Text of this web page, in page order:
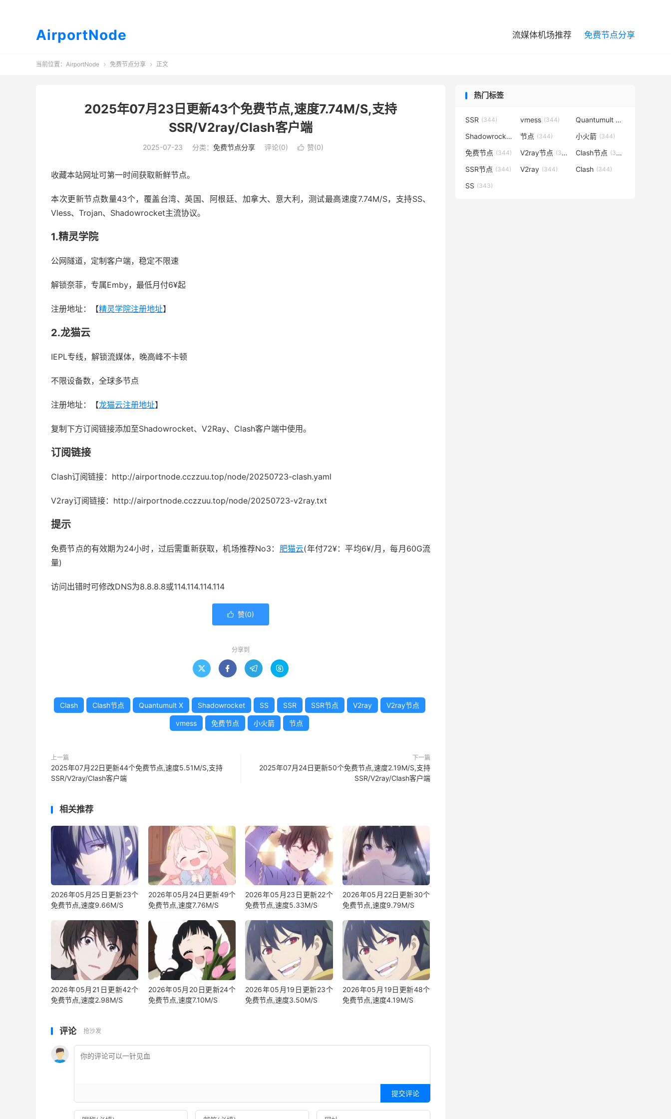
AirportNode 流媒体机场推荐 免费节点分享
当前位置： AirportNode  免费节点分享  正文
2025年07月23日更新43个免费节点,速度7.74M/S,支持
SSR/V2ray/Clash客户端
2025-07-23 分类： 免费节点分享 评论(0)  赞(0)
收藏本站网址可第一时间获取新鲜节点。
本次更新节点数量43个，覆盖台湾、英国、阿根廷、加拿大、意大利，测试最高速度7.74M/S，支持SS、
Vless、Trojan、Shadowrocket主流协议。
1.精灵学院
公网隧道，定制客户端，稳定不限速
解锁奈菲，专属Emby，最低月付6¥起
注册地址：【精灵学院注册地址】
2.龙猫云
IEPL专线，解锁流媒体，晚高峰不卡顿
不限设备数，全球多节点
注册地址：【龙猫云注册地址】
复制下方订阅链接添加至Shadowrocket、V2Ray、Clash客户端中使用。
订阅链接
Clash订阅链接：http://airportnode.cczzuu.top/node/20250723-clash.yaml
V2ray订阅链接：http://airportnode.cczzuu.top/node/20250723-v2ray.txt
提示
免费节点的有效期为24小时，过后需重新获取，机场推荐No3： 肥猫云(年付72¥：平均6¥/月，每月60G流
量)
访问出错时可修改DNS为8.8.8.8或114.114.114.114
 赞(0)
分享到
   
Clash Clash节点 Quantumult X Shadowrocket SS SSR SSR节点 V2ray V2ray节点
vmess 免费节点 小火箭 节点
上一篇
2025年07月22日更新44个免费节点,速度5.51M/S,支持
SSR/V2ray/Clash客户端
下一篇
2025年07月24日更新50个免费节点,速度2.19M/S,支持
SSR/V2ray/Clash客户端
相关推荐
2026年05月25日更新23个
免费节点,速度9.66M/S
2026年05月24日更新49个
免费节点,速度7.76M/S
2026年05月23日更新22个
免费节点,速度5.33M/S
2026年05月22日更新30个
免费节点,速度9.79M/S
2026年05月21日更新42个
免费节点,速度2.98M/S
2026年05月20日更新24个
免费节点,速度7.10M/S
2026年05月19日更新23个
免费节点,速度3.50M/S
2026年05月19日更新48个
免费节点,速度4.19M/S
评论 抢沙发
提交评论
热门标签
SSR (344) vmess (344) Quantumult X
Shadowrocket (344)
节点 (344) 小火箭 (344)
免费节点 (344) V2ray节点 (344) Clash节点 (344)
SSR节点 (344) V2ray (344) Clash (344)
SS (343)